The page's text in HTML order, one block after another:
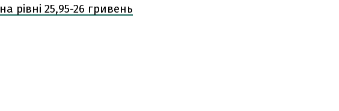
рівні 25,95-26 гривень